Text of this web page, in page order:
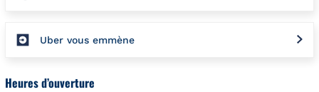
Uber vous emmène
Heures d’ouverture